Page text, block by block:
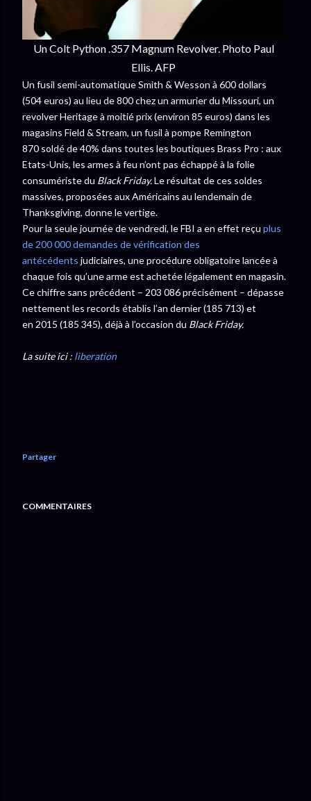
Un Colt Python .357 Magnum Revolver. Photo Paul
Ellis. AFP
Un fusil semi-automatique Smith & Wesson à 600 dollars
(504 euros) au lieu de 800 chez un armurier du Missouri, un
revolver Heritage à moitié prix (environ 85 euros) dans les
magasins Field & Stream, un fusil à pompe Remington
870 soldé de 40% dans toutes les boutiques Brass Pro : aux
Etats-Unis, les armes à feu n’ont pas échappé à la folie
consumériste du Black Friday.Le résultat de ces soldes
massives, proposées aux Américains au lendemain de
Thanksgiving, donne le vertige.
Pour la seule journée de vendredi, le FBI a en effet reçu plus
de 200 000 demandes de vérification des
antécédents judiciaires, une procédure obligatoire lancée à
chaque fois qu’une arme est achetée légalement en magasin.
Ce chiffre sans précédent – 203 086 précisément – dépasse
nettement les records établis l’an dernier (185 713) et
en 2015 (185 345), déjà à l’occasion du Black Friday.
La suite ici : liberation
Partager
COMMENTAIRES